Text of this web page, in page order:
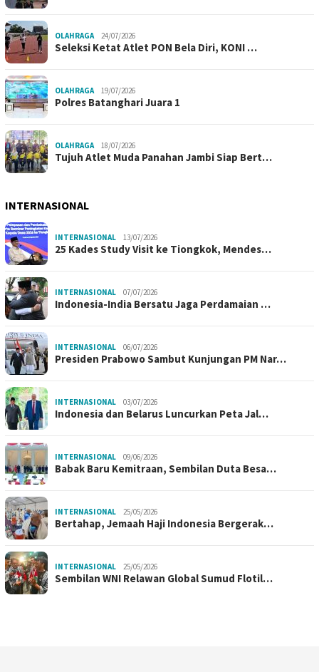
OLAHRAGA 24/07/2026
Seleksi Ketat Atlet PON Bela Diri, KONI …
OLAHRAGA 19/07/2026
Polres Batanghari Juara 1
OLAHRAGA 18/07/2026
Tujuh Atlet Muda Panahan Jambi Siap Bert…
INTERNASIONAL
INTERNASIONAL 13/07/2026
25 Kades Study Visit ke Tiongkok, Mendes…
INTERNASIONAL 07/07/2026
Indonesia-India Bersatu Jaga Perdamaian …
INTERNASIONAL 06/07/2026
Presiden Prabowo Sambut Kunjungan PM Nar…
INTERNASIONAL 03/07/2026
Indonesia dan Belarus Luncurkan Peta Jal…
INTERNASIONAL 09/06/2026
Babak Baru Kemitraan, Sembilan Duta Besa…
INTERNASIONAL 25/05/2026
Bertahap, Jemaah Haji Indonesia Bergerak…
INTERNASIONAL 25/05/2026
Sembilan WNI Relawan Global Sumud Flotil…